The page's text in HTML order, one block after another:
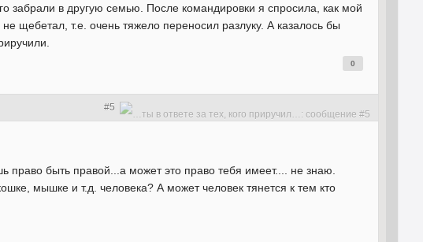
в другую семью. После командировки я спросила, как мой
щебетал, т.е. очень тяжело переносил разлуку. А казалось бы
0
#5
быть правой...а может это право тебя имеет.... не знаю.
мышке и т.д. человека? А может человек тянется к тем кто